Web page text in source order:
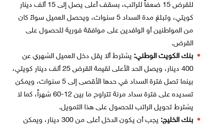
للقرض 15 ضعفاً للراتب، بسقف أعلى يصل إلى 15 ألف دينار
كويتي، وتبلغ مدة السداد 5 سنوات، ويحصل العميل سواءً كان
من المواطنين أو الوافدين على موافقة فورية للحصول على
القرض.
بنك الكويت الوطني: يشترط ألا يقل دخل العميل الشهري عن
400 دينار، ويصل الحد الأعلى لقيمة القرض 25 ألف دينار كويتي،
بينما تصل فترة السداد في حدها الأقصى إلى 5 سنوات، ويمكن
تسديده على فترة سداد مرنة تتراوح ما بين 12-60 شهراً، كما لا
يشترط تحويل الراتب للحصول على هذا التمويل.
بنك الخليج:
يجب أن يكون الدخل أعلى من 300 دينار، ويمكن